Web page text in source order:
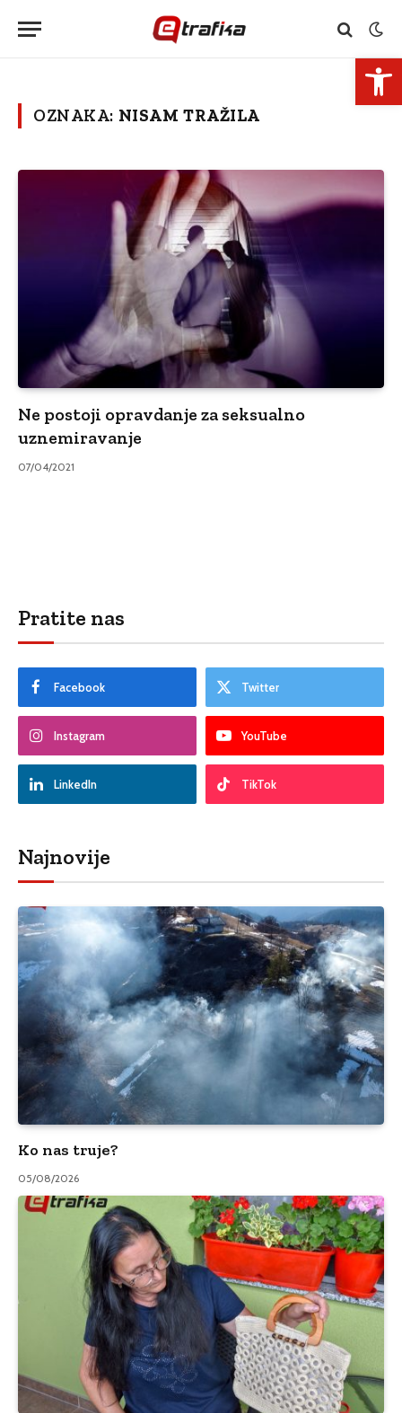
OZNAKA: NISAM TRAŽILA
Ne postoji opravdanje za seksualno
uznemiravanje
07/04/2021
Pratite nas
Facebook Twitter
Instagram YouTube
LinkedIn TikTok
Najnovije
Ko nas truje?
05/08/2026